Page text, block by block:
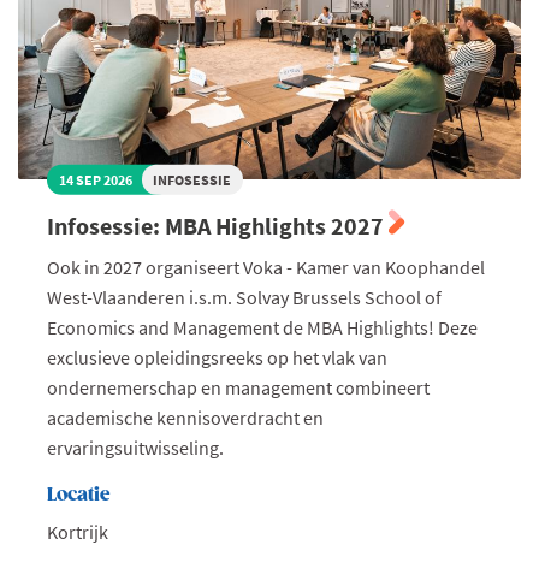
14 SEP 2026 INFOSESSIE
Infosessie: MBA Highlights 2027
Ook in 2027 organiseert Voka - Kamer van Koophandel
West-Vlaanderen i.s.m. Solvay Brussels School of
Economics and Management de MBA Highlights! Deze
exclusieve opleidingsreeks op het vlak van
ondernemerschap en management combineert
academische kennisoverdracht en
ervaringsuitwisseling.
Locatie
Kortrijk